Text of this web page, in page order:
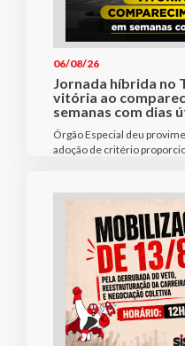
06/08/26
Jornada híbrida no
vitória ao
semanas com dias
Órgão Especial deu
adoção de critério